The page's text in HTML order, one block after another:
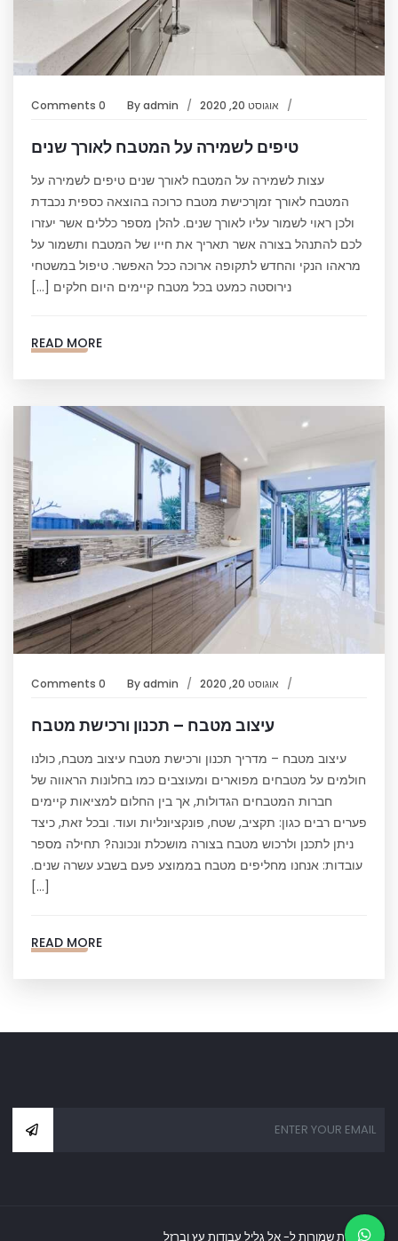
אוגוסט 20, 2020 Byadmin
0 Comments
טיפים לשמירה על המטבח לאורך שנים
עצות לשמירה על המטבח לאורך שנים טיפים לשמירה על
המטבח לאורך זמןרכישת מטבח כרוכה בהוצאה כספית נכבדת
ולכן ראוי לשמור עליו לאורך שנים. להלן מספר כללים אשר יעזרו
לכם להתנהל בצורה אשר תאריך את חייו של המטבח ותשמור על
מראהו הנקי והחדש לתקופה ארוכה ככל האפשר. טיפול במשטחי
נירוסטה כמעט בכל מטבח קיימים היום חלקים […]
READ MORE
אוגוסט 20, 2020 Byadmin
0 Comments
עיצוב מטבח – תכנון ורכישת מטבח
עיצוב מטבח – מדריך תכנון ורכישת מטבח עיצוב מטבח, כולנו
חולמים על מטבחים מפוארים ומעוצבים כמו בחלונות הראווה של
חברות המטבחים הגדולות, אך בין החלום למציאות קיימים
פערים רבים כגון: תקציב, שטח, פונקציונליות ועוד. ובכל זאת, כיצד
ניתן לתכנן ולרכוש מטבח בצורה מושכלת ונכונה? תחילה מספר
עובדות: אנחנו מחליפים מטבח בממוצע פעם בשבע עשרה שנים.
[…]
READ MORE
כל הזכויות שמורות ל- אל גליל עבודות עץ וברזל